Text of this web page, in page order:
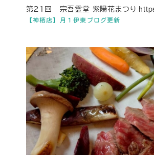
【神栖店】月１伊東ブログ更新
第２１回 宗吾霊堂 紫陽花まつり